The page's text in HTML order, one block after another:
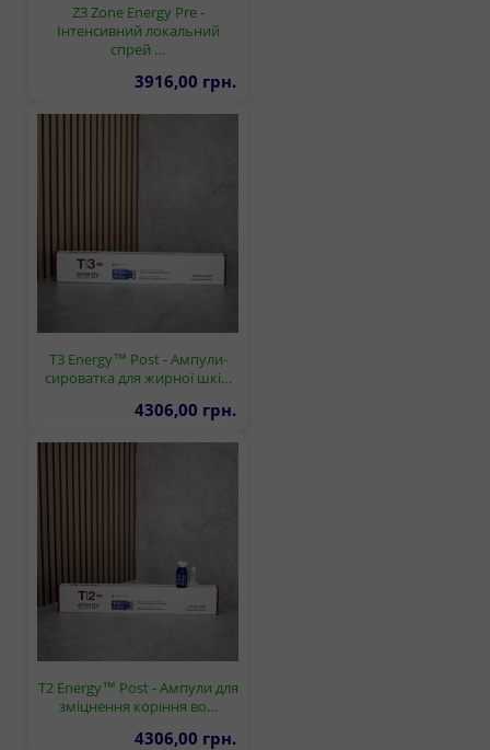
Z3 Zone Energy Pre -
Інтенсивний локальний
спрей …
3916,00 грн.
T3 Energy™ Post - Ампули-
сироватка для жирної шкі…
4306,00 грн.
T2 Energy™ Post - Ампули для
зміцнення коріння во…
4306,00 грн.